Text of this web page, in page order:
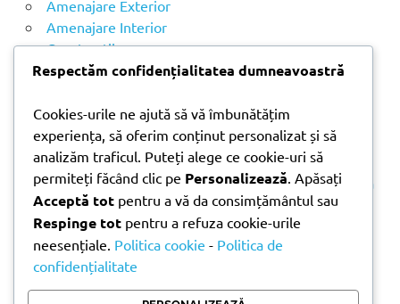
p
ă
Amenajare Exterior
Amenajare Interior
Construcții
Noutăți
ARTICOLE RECENTE
Parchet laminat sau SPC? Diferențele care contează
Materiale pentru zidărie – avantajele fiecărei soluții
și când se folosesc
Ghid practic pentru alegerea vopselei lavabile
pentru fiecare încăpere
Produse indispensabile pentru lucrările de
Respectăm confidențialitatea dumneavoastră
Cookies-urile ne ajută să vă îmbunătățim
experiența, să oferim conținut personalizat și să
analizăm traficul. Puteți alege ce cookie-uri să
permiteți făcând clic pe Personalizează . Apăsați
Acceptă tot pentru a vă da consimțământul sau
Respinge tot pentru a refuza cookie-urile
neesențiale. Politica cookie - Politica de
confidențialitate